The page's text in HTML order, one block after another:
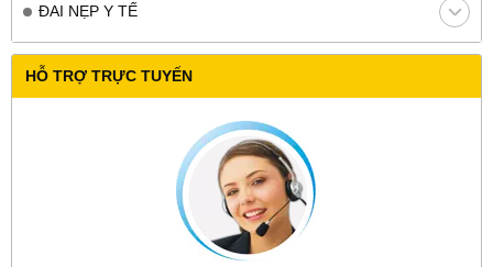
ĐAI NẸP Y TẾ
HỖ TRỢ TRỰC TUYẾN